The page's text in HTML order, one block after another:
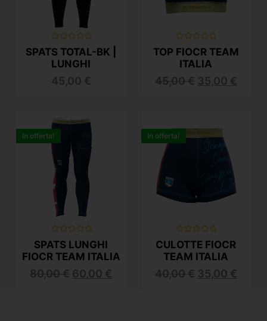
Valutato
0
su
5
SPATS TOTAL-BK |
LUNGHI
45,00 €
Valutato
0
su
TOP FIOCR TEAM
ITALIA
45,00€ 35,00 €
In offerta!
Valutato
0
su
5
SPATS LUNGHI
FIOCR TEAM ITALIA
80,00€ 60,00 €
In offerta!
Valutato
0
su
5
CULOTTE FIOCR
TEAM ITALIA
40,00€ 35,00 €